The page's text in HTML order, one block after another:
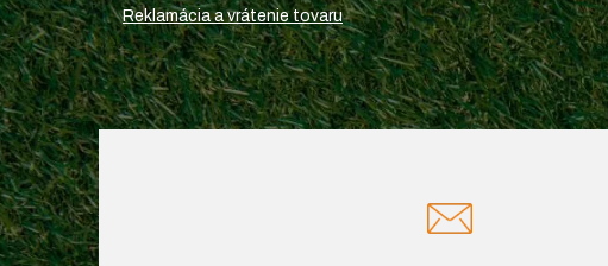
Reklamácia a vrátenie tovaru